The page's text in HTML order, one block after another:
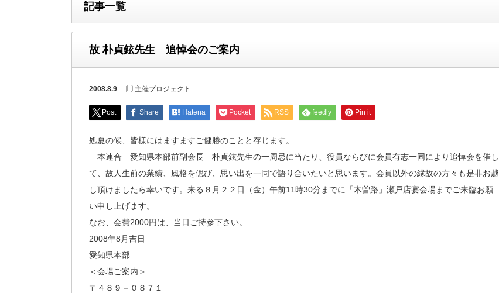
記事一覧
故 朴貞鉉先生 追悼会のご案内
2008.8.9 主催プロジェクト
Post Share Hatena Pocket RSS feedly Pin it
処夏の候、皆様にはますますご健勝のことと存じます。
本連合 愛知県本部前副会長 朴貞鉉先生の一周忌に当たり、役員ならびに会員有志一同により追悼会を催し
て、故人生前の業績、風格を偲び、思い出を一同で語り合いたいと思います。会員以外の縁故の方々も是非お越
し頂けましたら幸いです。来る８月２２日（金）午前11時30分までに「木曽路」瀬戸店宴会場までご来臨お願
い申し上げます。
なお、会費2000円は、当日ご持参下さい。
2008年8月吉日
愛知県本部
＜会場ご案内＞
〒４８９－０８７１